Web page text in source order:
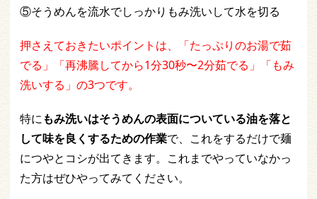
⑤そうめんを流水でしっかりもみ洗いして水を切る
押さえておきたいポイントは、「たっぷりのお湯で茹
でる」「再沸騰してから1分30秒〜2分茹でる」「もみ
洗いする」の3つです。
特にもみ洗いはそうめんの表面についている油を落と
して味を良くするための作業で、これをするだけで麺
につやとコシが出てきます。これまでやっていなかっ
た方はぜひやってみてください。